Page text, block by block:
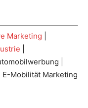
Marketing
|
E-Mobilität Marketing